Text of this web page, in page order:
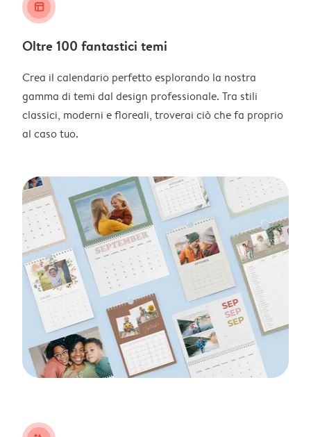
layout_alt
Oltre 100 fantastici temi
Crea il calendario perfetto esplorando la nostra
gamma di temi dal design professionale. Tra stili
classici, moderni e floreali, troverai ciò che fa proprio
al caso tuo.